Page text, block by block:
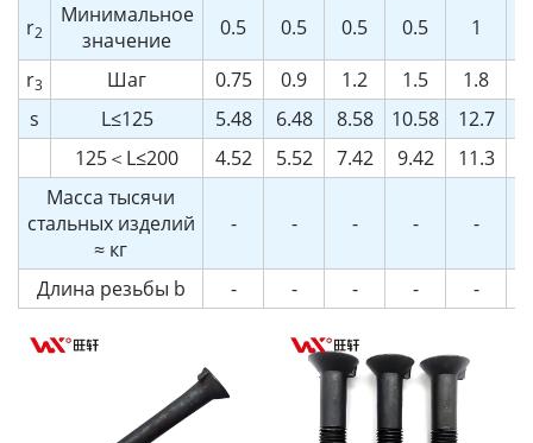
r2
Минимальное
значение
0.5 0.5 0.5 0.5 1
r3 Шаг 0.75 0.9 1.2 1.5 1.8
s
L≤125 5.48 6.48 8.58 10.58 12.7
125＜L≤200
4.52 5.52 7.42 9.42 11.3
Масса тысячи
стальных изделий
≈ кг
- - - - -
Длина резьбы b - - - - -